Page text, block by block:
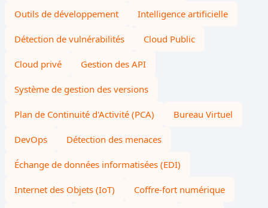
Outils de développement Intelligence artificielle
Détection de vulnérabilités Cloud Public
Cloud privé Gestion des API
Système de gestion des versions
Plan de Continuité d'Activité (PCA) Bureau Virtuel
DevOps Détection des menaces
Échange de données informatisées (EDI)
Internet des Objets (IoT) Coffre-fort numérique